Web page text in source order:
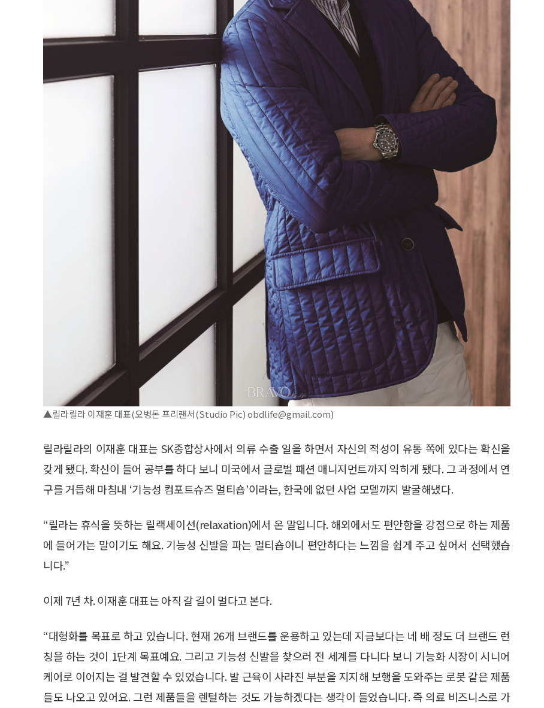
▲릴라릴라 이재훈 대표(오병돈 프리랜서(Studio Pic) obdlife@gmail.com)
릴라릴라의 이재훈 대표는 SK종합상사에서 의류 수출 일을 하면서 자신의 적성이 유통 쪽에 있다는 확신을
갖게 됐다. 확신이 들어 공부를 하다 보니 미국에서 글로벌 패션 매니지먼트까지 익히게 됐다. 그 과정에서 연
구를 거듭해 마침내 ‘기능성 컴포트슈즈 멀티숍’이라는, 한국에 없던 사업 모델까지 발굴해냈다.
“릴라는 휴식을 뜻하는 릴랙세이션(relaxation)에서 온 말입니다. 해외에서도 편안함을 강점으로 하는 제품
에 들어가는 말이기도 해요. 기능성 신발을 파는 멀티숍이니 편안하다는 느낌을 쉽게 주고 싶어서 선택했습
니다.”
이제 7년 차. 이재훈 대표는 아직 갈 길이 멀다고 본다.
“대형화를 목표로 하고 있습니다. 현재 26개 브랜드를 운용하고 있는데 지금보다는 네 배 정도 더 브랜드 런
칭을 하는 것이 1단계 목표예요. 그리고 기능성 신발을 찾으러 전 세계를 다니다 보니 기능화 시장이 시니어
케어로 이어지는 걸 발견할 수 있었습니다. 발 근육이 사라진 부분을 지지해 보행을 도와주는 로봇 같은 제품
들도 나오고 있어요. 그런 제품들을 렌털하는 것도 가능하겠다는 생각이 들었습니다. 즉 의료 비즈니스로 가